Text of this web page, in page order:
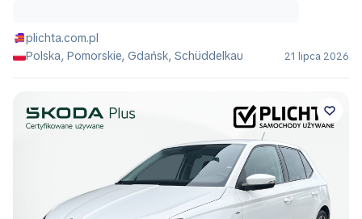
plichta.com.pl
Polska, Pomorskie, Gdańsk, Schüddelkau
21 lipca 2026